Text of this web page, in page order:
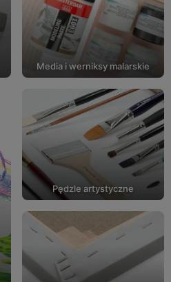
Media i werniksy malarskie
Pędzle artystyczne